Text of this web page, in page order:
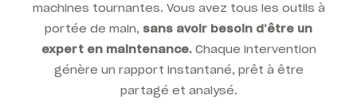
machines tournantes. Vous avez tous les outils à
portée de main, sans avoir besoin d’être un
expert en maintenance. Chaque intervention
génère un rapport instantané, prêt à être
partagé et analysé.